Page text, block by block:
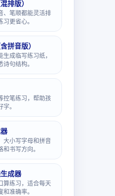
排版）
、笔顺都能灵活排
更省心。
拼音版）
成临写练习纸，
句结构。
控笔练习，帮助孩
。
大小写字母和拼音
书写方向。
成器
算练习，适合每天
准确率。